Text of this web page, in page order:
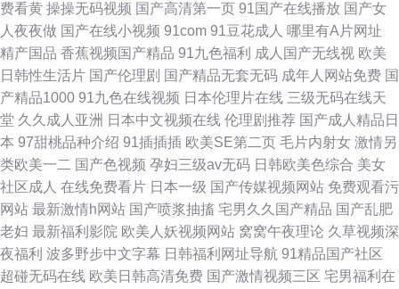
费看黄 操操无码视频 国产高清第一页 91国产在线播放 国产女
人夜夜做 国产在线小视频 91com 91豆花成人 哪里有A片网址
精产国品 香蕉视频国产精品 91九色福利 成人国产无线视 欧美
日韩性生活片 国产伦理剧 国产精品无套无码 成年人网站免费 国
产精品1000 91九色在线视频 日本伦理片在线 三级无码在线天
堂 久久成人亚洲 日本中文视频在线 伦理剧推荐 国产成人精品日
本 97甜桃品种介绍 91插插插 欧美SE第二页 毛片内射女 激情另
类欧美一二 国产色视频 孕妇三级av无码 日韩欧美色综合 美女
社区成人 在线免费看片 日本一级 国产传媒视频网站 免费观看污
网站 最新激情h网站 国产喷浆抽搐 宅男久久国产精品 国产乱肥
老妇 最新福利影院 欧美人妖视频网站 窝窝午夜理论 久草视频深
夜福利 波多野步中文字幕 日韩福利网址导航 91精品国产社区
超碰无码在线 欧美日韩高清免费 国产激情视频三区 宅男福利在